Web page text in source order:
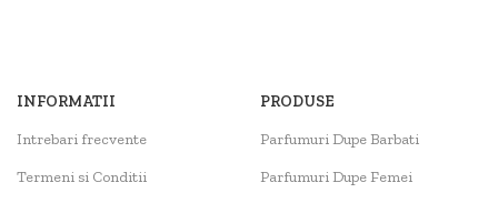
INFORMATII
Intrebari frecvente
Termeni si Conditii
PRODUSE
Parfumuri Dupe Barbati
Parfumuri Dupe Femei